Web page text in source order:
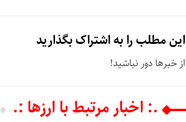
این مطلب را به اشتراک بگذارید
از خبرها دور نباشید!
.: اخبار مرتبط با ارزها :.